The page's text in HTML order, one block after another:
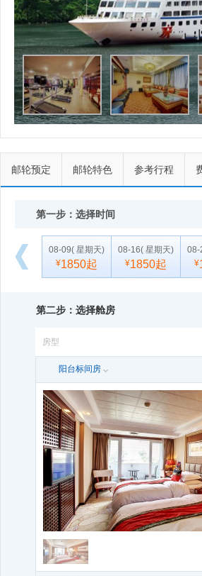
邮轮预定 邮轮特色 参考行程
第一步：选择时间
08-09( 星期天)
¥1850起
08-16( 星期天)
¥1850起
08-
¥
¥1850起
第二步：选择舱房
房型
阳台标间房